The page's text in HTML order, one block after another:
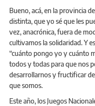
Bueno, acá, en la provincia
distinta, que yo sé que les
vez, anacrónica, fuera de
cultivamos la solidaridad. Y
“cuánto pongo yo y cuánto
todos y todas para que nos
desarrollarnos y fructificar
que somos.
Este año, los Juegos